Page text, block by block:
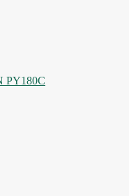
PY180C